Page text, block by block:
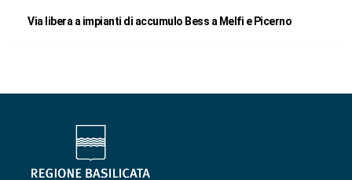
Via libera a impianti di accumulo Bess a Melfi e Picerno